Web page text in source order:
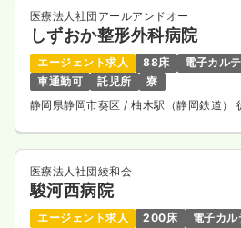
日勤のみ（常勤）
給与 26.6 万円/月 賞与3.5ヶ月
※経験5年の例
時間 8:30～17:30
気になる
医療法人社団アールアンドオー
しずおか整形外科病院
エージェント求人 88床
電子カルテ
車通勤可
託児所
寮
静岡県静岡市葵区/ 柚木駅（静岡鉄道）
医療法人社団綾和会
駿河西病院
エージェント求人 200床
電子カル